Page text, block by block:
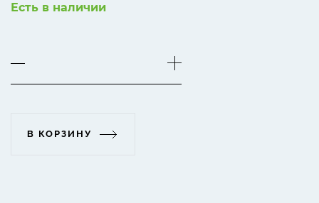
Есть в наличии
В КОРЗИНУ